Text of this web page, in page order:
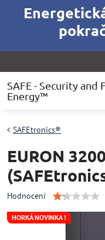
SAFE - Security and
Energy™
HORKÁ NOVINKA !
SAFEtronics®
EURON
Hodnocení